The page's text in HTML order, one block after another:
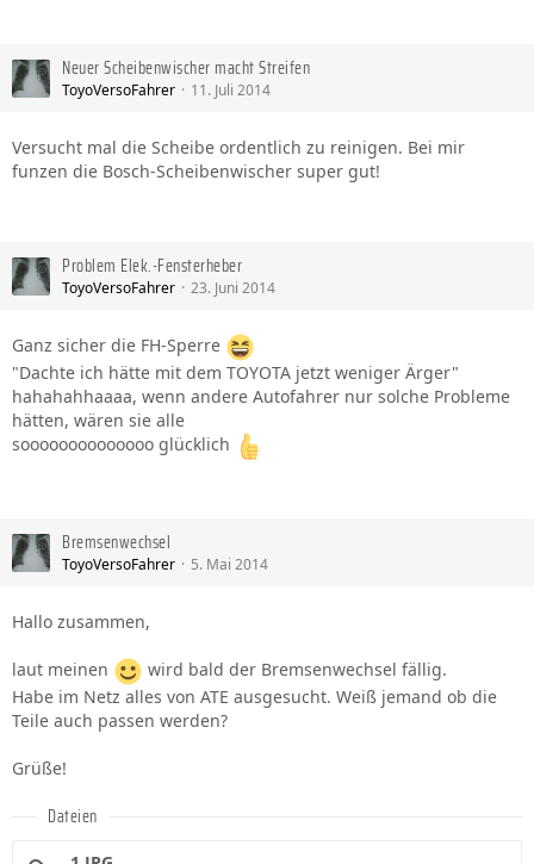
Neuer Scheibenwischer macht Streifen
ToyoVersoFahrer 11. Juli 2014
Versucht mal die Scheibe ordentlich zu reinigen. Bei mir
funzen die Bosch-Scheibenwischer super gut!
Problem Elek.-Fensterheber
ToyoVersoFahrer 23. Juni 2014
Ganz sicher die FH-Sperre
"Dachte ich hätte mit dem TOYOTA jetzt weniger Ärger"
hahahahhaaaa, wenn andere Autofahrer nur solche Probleme
hätten, wären sie alle
soooooooooooooo glücklich
Bremsenwechsel
ToyoVersoFahrer 5. Mai 2014
Hallo zusammen,
laut meinen
wird bald der Bremsenwechsel fällig.
Habe im Netz alles von ATE ausgesucht. Weiß jemand ob die
Teile auch passen werden?
Grüße!
Dateien